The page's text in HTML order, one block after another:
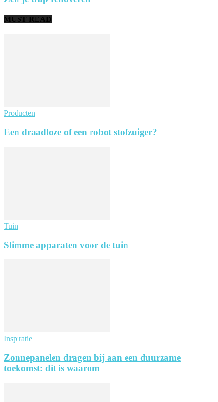
MUST READ
Producten
Een draadloze of een robot stofzuiger?
Tuin
Slimme apparaten voor de tuin
Inspiratie
Zonnepanelen dragen bij aan een duurzame
toekomst: dit is waarom